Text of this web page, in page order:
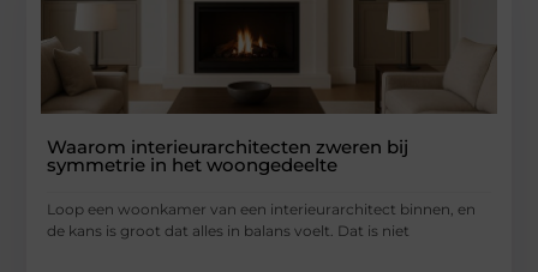
Waarom interieurarchitecten zweren bij
symmetrie in het woongedeelte
Loop een woonkamer van een interieurarchitect binnen, en
de kans is groot dat alles in balans voelt. Dat is niet